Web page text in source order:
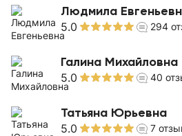
Людмила
5.0 294
Галина Михайловна
5.0 40
Татьяна Юрьевна
5.0 7